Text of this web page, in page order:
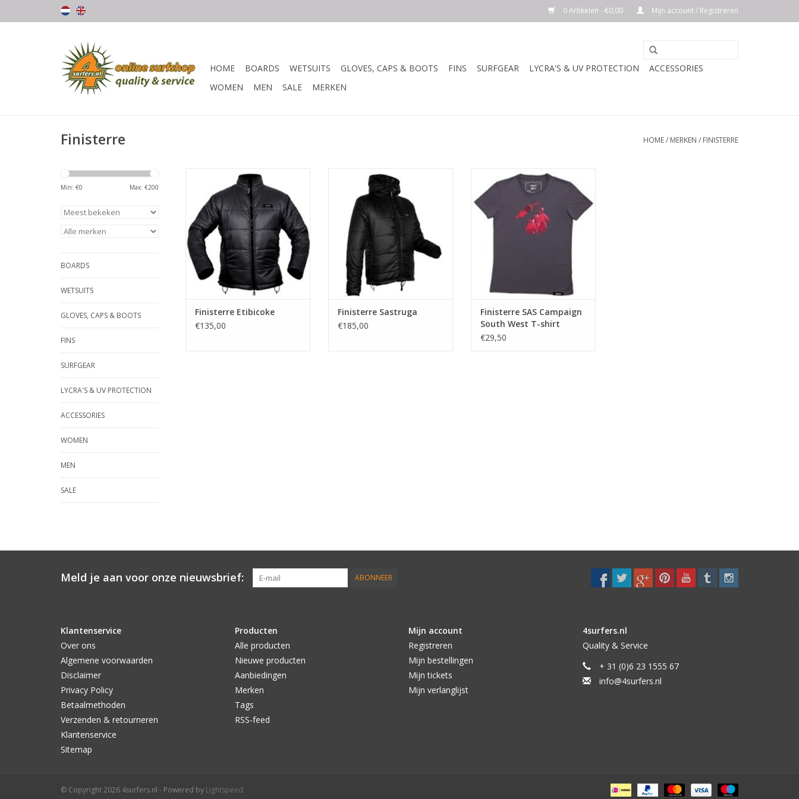
0 Artikelen - €0,00 Mijn account / Registreren
HOME BOARDS WETSUITS GLOVES, CAPS & BOOTS FINS SURFGEAR LYCRA'S & UV PROTECTION
ACCESSORIES
WOMEN
MEN SALE MERKEN
Finisterre HOME/ MERKEN / FINISTERRE
Min: €0 Max: €200
BOARDS
WETSUITS
GLOVES, CAPS & BOOTS
FINS
SURFGEAR
LYCRA'S & UV PROTECTION
ACCESSORIES
WOMEN
MEN
SALE
BESCHRIJVING
Gewoon en simpel – maximale
warmte en minimaal gewicht.
Een prachtig concept, de
Synthetic Down isolatie maakt dat
de Etobicoke geschikt is als jack
te dragen maar ook perfect
geschikt als onderlaag in extreme
omstandigheden.
Finisterre Etibicoke
€135,00
BESCHRIJVING
Synthetische Dons Geïsoleerde
Parka
Draw-cord adjustable hood
Maximum body heat retention –
minimum weight
Finisterre Lifetime Guarantee
Finisterre Sastruga
€185,00
BESCHRIJVING
TOEVOEGEN AAN WINKELWAGEN
Finisterre SAS Campaign
South West T-shirt
€29,50
Meld je aan voor onze nieuwsbrief: ABONNEER
Klantenservice
Over ons
Algemene voorwaarden
Disclaimer
Privacy Policy
Betaalmethoden
Verzenden & retourneren
Klantenservice
Sitemap
Producten
Alle producten
Nieuwe producten
Aanbiedingen
Merken
Tags
RSS-feed
Mijn account
Registreren
Mijn bestellingen
Mijn tickets
Mijn verlanglijst
4surfers.nl
Quality & Service
+ 31 (0)6 23 1555 67
info@4surfers.nl
© Copyright 2026 4surfers.nl - Powered by Lightspeed